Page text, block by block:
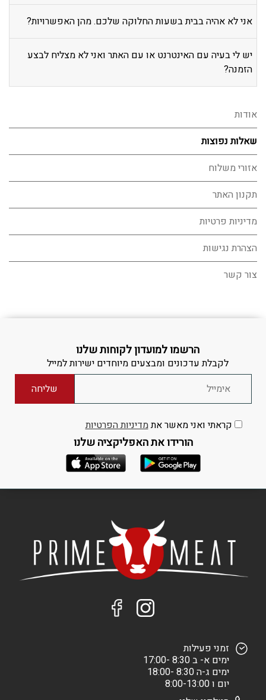
אודות
שאלות נפוצות
אזורי משלוח
תקנון האתר
מדיניות פרטיות
הצהרת נגישות
צור קשר
אני לא אהיה בבית בשעות החלוקה שלכם. מהן האפשרויות?
יש לי בעיה עם האינטרנט או עם האתר ואני לא מצליח לבצע
הזמנה?
הרשמו למועדון לקוחות שלנו
לקבלת עדכונים ומבצעים מיוחדים ישירות למייל
קראתי ואני מאשר אתמדיניות הפרטיות
הורידו את האפליקציה שלנו
זמני פעילות
ימים א- ב 8:30 -17:00
ימים ג-ה 8:30 -18:00
יום ו 8:00-13:00